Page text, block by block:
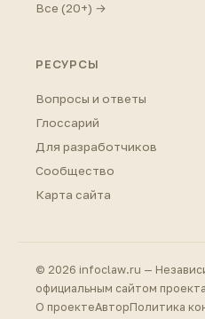
Все (20+) →
РЕСУРСЫ
Вопросы и ответы
Глоссарий
Для разработчиков
Сообщество
Карта сайта
© 2026 infoclaw.ru —
официальным сайтом
О проектеАвторПолитика